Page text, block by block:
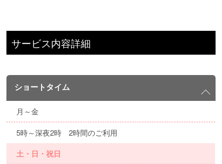
サービス内容詳細
ショートタイム
月～金
5時～深夜2時 2時間のご利用
土・日・祝日